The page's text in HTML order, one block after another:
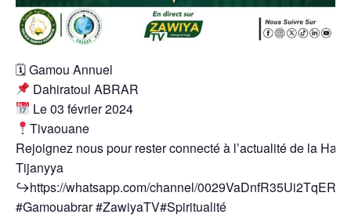
🗓 Gamou Annuel
Dahiratoul ABRAR
Le 03 février 2024
Tivaouane
Rejoignez nous pour rester connecté à l’actualité de la
Tijanyya
↪https://whatsapp.com/channel/
#Gamouabrar #ZawiyaTV#Spiritualité